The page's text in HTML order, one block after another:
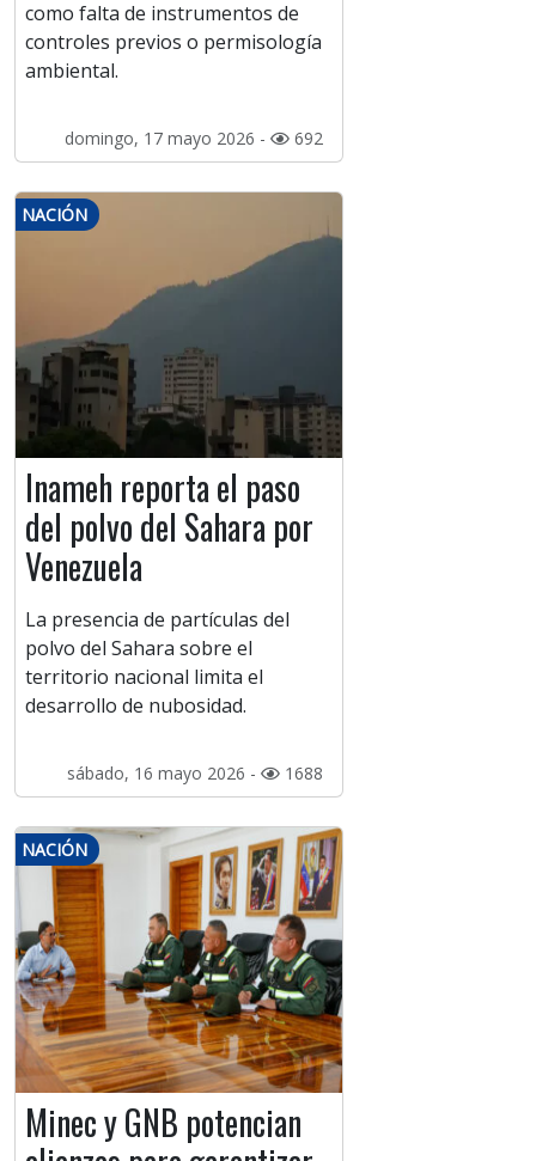
como falta de instrumentos de
controles previos o permisología
ambiental.
domingo, 17 mayo 2026 - 692
NACIÓN
Inameh reporta el paso
del polvo del Sahara por
Venezuela
La presencia de partículas del
polvo del Sahara sobre el
territorio nacional limita el
desarrollo de nubosidad.
sábado, 16 mayo 2026 - 1688
NACIÓN
Minec y GNB potencian